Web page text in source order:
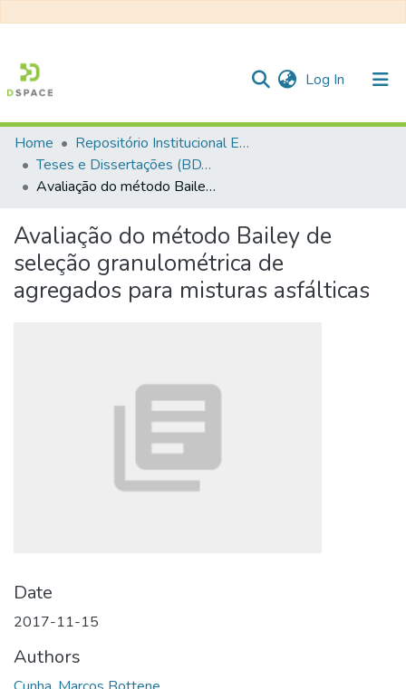
Log In (current)
Communities & Collections
All of DSpace
Statistics
Home
Repositório Institucional EESC
Teses e Dissertações (BDTD USP)
Avaliação do método Bailey de seleção granulométrica de agregados para misturas asfálticas
Avaliação do método Bailey de
seleção granulométrica de
agregados para misturas asfálticas
Date
2017-11-15
Authors